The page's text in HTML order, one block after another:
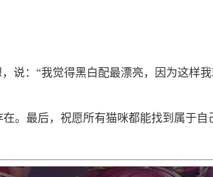
说：“我觉得黑白配最漂亮，因为这样
最后，祝愿所有猫咪都能找到属于自